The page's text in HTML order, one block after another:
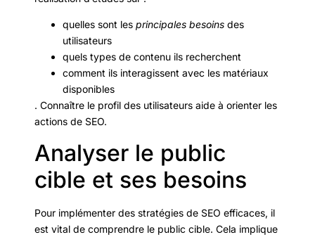
quelles sont les principales besoins des
utilisateurs
quels types de contenu ils recherchent
comment ils interagissent avec les matériaux
disponibles
. Connaître le profil des utilisateurs aide à orienter les
actions de SEO.
Analyser le public
cible et ses besoins
Pour implémenter des stratégies de SEO efficaces, il
est vital de comprendre le public cible. Cela implique